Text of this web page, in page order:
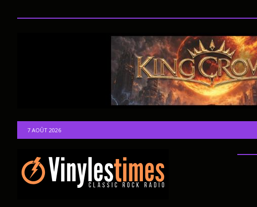
7 AOÛT 2026